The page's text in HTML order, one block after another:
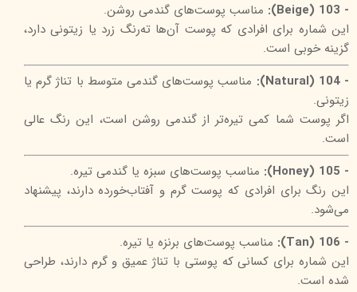
- 103 (Beige):
مناسب پوست‌های گندمی روشن.
این شماره برای افرادی که پوست آن‌ها ته‌رنگ زرد یا زیتونی دارد،
گزینه خوبی است.
- 104 (Natural):
مناسب پوست‌های گندمی متوسط با تناژ گرم یا
زیتونی.
اگر پوست شما کمی تیره‌تر از گندمی روشن است، این رنگ عالی
است.
- 105 (Honey):
مناسب پوست‌های سبزه یا گندمی تیره.
این رنگ برای افرادی که پوست گرم و آفتاب‌خورده دارند، پیشنهاد
می‌شود.
- 106 (Tan):
مناسب پوست‌های برنزه یا تیره.
این شماره برای کسانی که پوستی با تناژ عمیق و گرم دارند، طراحی
شده است.